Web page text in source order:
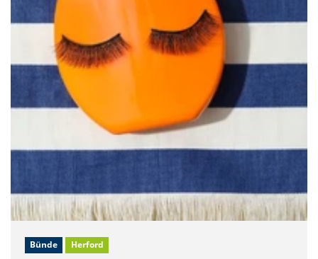
Bünde Herford